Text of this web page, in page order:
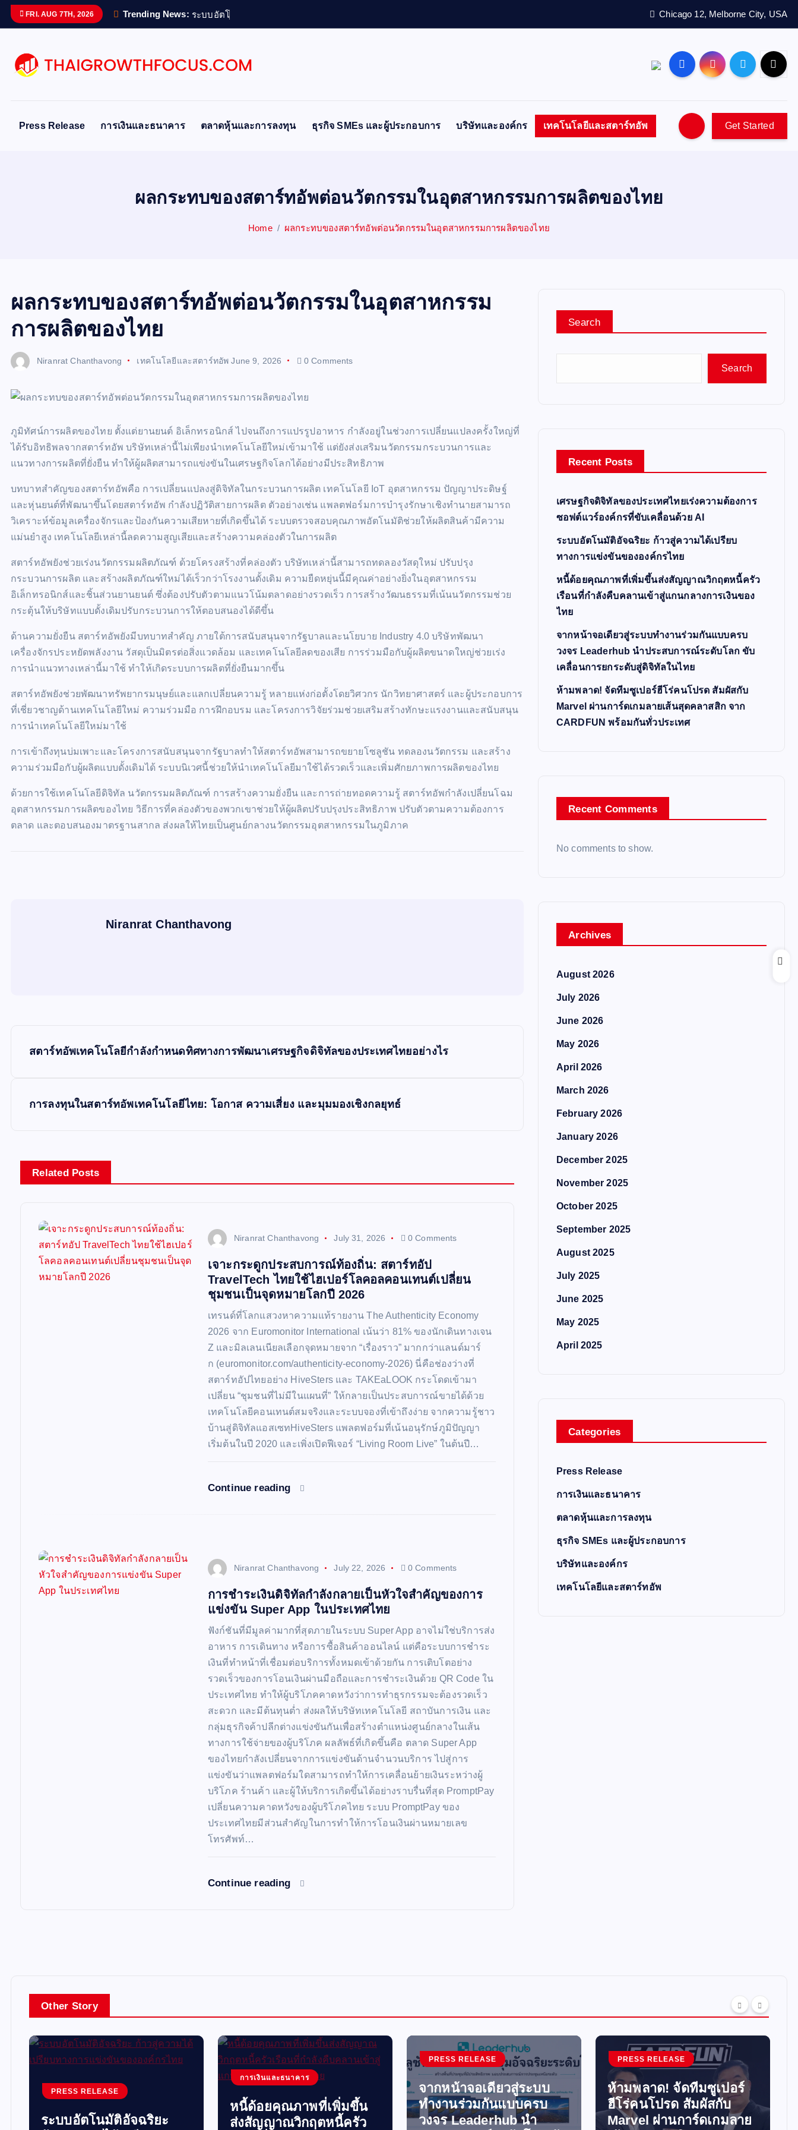
FRI. AUG 7TH, 2026 Trending News: ระบบอตโ Chicago 12, Melborne City, USA
Press Release การเงินและธนาคาร ตลาดหุ้นและการลงทุน ธุรกิจ SMEs และผู้ประกอบการ บริษัทและองค์กร เทคโนโลยีและสตาร์ทอัพ Get Started
ผลกระทบของสตาร์ทอัพต่อนวัตกรรมในอุตสาหกรรมการผลิตของไทย
Home ผลกระทบของสตาร์ทอัพต่อนวัตกรรมในอุตสาหกรรมการผลิตของไทย
ผลกระทบของสตาร์ทอัพต่อนวัตกรรมในอุตสาหกรรม
การผลิตของไทย
Niranrat Chanthavong เทคโนโลยีและสตาร์ทอัพ June 9, 2026 0 Comments
ภูมิทัศน์การผลิตของไทย ตั้งแต่ยานยนต์ อิเล็กทรอนิกส์ ไปจนถึงการแปรรูปอาหาร กำลังอยู่ในช่วงการเปลี่ยนแปลงครั้งใหญ่ที่
ได้รับอิทธิพลจากสตาร์ทอัพ บริษัทเหล่านี้ไม่เพียงนำเทคโนโลยีใหม่เข้ามาใช้ แต่ยังส่งเสริมนวัตกรรมกระบวนการและ
แนวทางการผลิตที่ยั่งยืน ทำให้ผู้ผลิตสามารถแข่งขันในเศรษฐกิจโลกได้อย่างมีประสิทธิภาพ
บทบาทสำคัญของสตาร์ทอัพคือ การเปลี่ยนแปลงสู่ดิจิทัลในกระบวนการผลิต เทคโนโลยี IoT อุตสาหกรรม ปัญญาประดิษฐ์
และหุ่นยนต์ที่พัฒนาขึ้นโดยสตาร์ทอัพ กำลังปฏิวัติสายการผลิต ตัวอย่างเช่น แพลตฟอร์มการบำรุงรักษาเชิงทำนายสามารถ
วิเคราะห์ข้อมูลเครื่องจักรและป้องกันความเสียหายที่เกิดขึ้นได้ ระบบตรวจสอบคุณภาพอัตโนมัติช่วยให้ผลิตสินค้ามีความ
แม่นยำสูง เทคโนโลยีเหล่านี้ลดความสูญเสียและสร้างความคล่องตัวในการผลิต
สตาร์ทอัพยังช่วยเร่งนวัตกรรมผลิตภัณฑ์ ด้วยโครงสร้างที่คล่องตัว บริษัทเหล่านี้สามารถทดลองวัสดุใหม่ ปรับปรุง
กระบวนการผลิต และสร้างผลิตภัณฑ์ใหม่ได้เร็วกว่าโรงงานดั้งเดิม ความยืดหยุ่นนี้มีคุณค่าอย่างยิ่งในอุตสาหกรรม
อิเล็กทรอนิกส์และชิ้นส่วนยานยนต์ ซึ่งต้องปรับตัวตามแนวโน้มตลาดอย่างรวดเร็ว การสร้างวัฒนธรรมที่เน้นนวัตกรรมช่วย
กระตุ้นให้บริษัทแบบดั้งเดิมปรับกระบวนการให้ตอบสนองได้ดีขึ้น
ด้านความยั่งยืน สตาร์ทอัพยังมีบทบาทสำคัญ ภายใต้การสนับสนุนจากรัฐบาลและนโยบาย Industry 4.0 บริษัทพัฒนา
เครื่องจักรประหยัดพลังงาน วัสดุเป็นมิตรต่อสิ่งแวดล้อม และเทคโนโลยีลดของเสีย การร่วมมือกับผู้ผลิตขนาดใหญ่ช่วยเร่ง
การนำแนวทางเหล่านี้มาใช้ ทำให้เกิดระบบการผลิตที่ยั่งยืนมากขึ้น
สตาร์ทอัพยังช่วยพัฒนาทรัพยากรมนุษย์และแลกเปลี่ยนความรู้ หลายแห่งก่อตั้งโดยวิศวกร นักวิทยาศาสตร์ และผู้ประกอบการ
ที่เชี่ยวชาญด้านเทคโนโลยีใหม่ ความร่วมมือ การฝึกอบรม และโครงการวิจัยร่วมช่วยเสริมสร้างทักษะแรงงานและสนับสนุน
การนำเทคโนโลยีใหม่มาใช้
การเข้าถึงทุนบ่มเพาะและโครงการสนับสนุนจากรัฐบาลทำให้สตาร์ทอัพสามารถขยายโซลูชัน ทดลองนวัตกรรม และสร้าง
ความร่วมมือกับผู้ผลิตแบบดั้งเดิมได้ ระบบนิเวศนี้ช่วยให้นำเทคโนโลยีมาใช้ได้รวดเร็วและเพิ่มศักยภาพการผลิตของไทย
ด้วยการใช้เทคโนโลยีดิจิทัล นวัตกรรมผลิตภัณฑ์ การสร้างความยั่งยืน และการถ่ายทอดความรู้ สตาร์ทอัพกำลังเปลี่ยนโฉม
อุตสาหกรรมการผลิตของไทย วิธีการที่คล่องตัวของพวกเขาช่วยให้ผู้ผลิตปรับปรุงประสิทธิภาพ ปรับตัวตามความต้องการ
ตลาด และตอบสนองมาตรฐานสากล ส่งผลให้ไทยเป็นศูนย์กลางนวัตกรรมอุตสาหกรรมในภูมิภาค
Niranrat Chanthavong
สตาร์ทอัพเทคโนโลยีกำลังกำหนดทิศทางการพัฒนาเศรษฐกิจดิจิทัลของประเทศไทยอย่างไร
การลงทุนในสตาร์ทอัพเทคโนโลยีไทย: โอกาส ความเสี่ยง และมุมมองเชิงกลยุทธ์
Related Posts
Niranrat Chanthavong July 31, 2026 0 Comments
เจาะกระดูกประสบการณ์ท้องถิ่น: สตาร์ทอัป
TravelTech ไทยใช้ไฮเปอร์โลคอลคอนเทนต์เปลี่ยน
ชุมชนเป็นจุดหมายโลกปี 2026
เทรนด์ที่โลกแสวงหาความแท้รายงาน The Authenticity Economy
2026 จาก Euromonitor International เน้นว่า 81% ของนักเดินทางเจน
Z และมิลเลนเนียลเลือกจุดหมายจาก “เรื่องราว” มากกว่าแลนด์มาร์
ก (euromonitor.com/authenticity-economy-2026) นี่คือช่องว่างที่
สตาร์ทอัปไทยอย่าง HiveSters และ TAKEaLOOK กระโดดเข้ามา
เปลี่ยน “ชุมชนที่ไม่มีในแผนที่” ให้กลายเป็นประสบการณ์ขายได้ด้วย
เทคโนโลยีคอนเทนต์สมจริงและระบบจองที่เข้าถึงง่าย จากความรู้ชาว
บ้านสู่ดิจิทัลแอสเซทHiveSters แพลตฟอร์มที่เน้นอนุรักษ์ภูมิปัญญา
เริ่มต้นในปี 2020 และเพิ่งเปิดฟีเจอร์ “Living Room Live” ในต้นปี…
Continue reading
Niranrat Chanthavong July 22, 2026 0 Comments
การชำระเงินดิจิทัลกำลังกลายเป็นหัวใจสำคัญของการ
แข่งขัน Super App ในประเทศไทย
ฟังก์ชันที่มีมูลค่ามากที่สุดภายในระบบ Super App อาจไม่ใช่บริการส่ง
อาหาร การเดินทาง หรือการซื้อสินค้าออนไลน์ แต่คือระบบการชำระ
เงินที่ทำหน้าที่เชื่อมต่อบริการทั้งหมดเข้าด้วยกัน การเติบโตอย่าง
รวดเร็วของการโอนเงินผ่านมือถือและการชำระเงินด้วย QR Code ใน
ประเทศไทย ทำให้ผู้บริโภคคาดหวังว่าการทำธุรกรรมจะต้องรวดเร็ว
สะดวก และมีต้นทุนต่ำ ส่งผลให้บริษัทเทคโนโลยี สถาบันการเงิน และ
กลุ่มธุรกิจค้าปลีกต่างแข่งขันกันเพื่อสร้างตำแหน่งศูนย์กลางในเส้น
ทางการใช้จ่ายของผู้บริโภค ผลลัพธ์ที่เกิดขึ้นคือ ตลาด Super App
ของไทยกำลังเปลี่ยนจากการแข่งขันด้านจำนวนบริการ ไปสู่การ
แข่งขันว่าแพลตฟอร์มใดสามารถทำให้การเคลื่อนย้ายเงินระหว่างผู้
บริโภค ร้านค้า และผู้ให้บริการเกิดขึ้นได้อย่างราบรื่นที่สุด PromptPay
เปลี่ยนความคาดหวังของผู้บริโภคไทย ระบบ PromptPay ของ
ประเทศไทยมีส่วนสำคัญในการทำให้การโอนเงินผ่านหมายเลข
โทรศัพท์…
Continue reading
Search
Search
Recent Posts
เศรษฐกิจดิจิทัลของประเทศไทยเร่งความต้องการ
ซอฟต์แวร์องค์กรที่ขับเคลื่อนด้วย AI
ระบบอัตโนมัติอัจฉริยะ ก้าวสู่ความได้เปรียบ
ทางการแข่งขันขององค์กรไทย
หนี้ด้อยคุณภาพที่เพิ่มขึ้นส่งสัญญาณวิกฤตหนี้ครัว
เรือนที่กำลังคืบคลานเข้าสู่แกนกลางการเงินของ
ไทย
จากหน้าจอเดียวสู่ระบบทำงานร่วมกันแบบครบ
วงจร Leaderhub นำประสบการณ์ระดับโลก ขับ
เคลื่อนการยกระดับสู่ดิจิทัลในไทย
ห้ามพลาด! จัดทีมซูเปอร์ฮีโร่คนโปรด สัมผัสกับ
Marvel ผ่านการ์ดเกมลายเส้นสุดคลาสสิก จาก
CARDFUN พร้อมกันทั่วประเทศ
Recent Comments
No comments to show.
Archives
August 2026
July 2026
June 2026
May 2026
April 2026
March 2026
February 2026
January 2026
December 2025
November 2025
October 2025
September 2025
August 2025
July 2025
June 2025
May 2025
April 2025
Categories
Press Release
การเงินและธนาคาร
ตลาดหุ้นและการลงทุน
ธุรกิจ SMEs และผู้ประกอบการ
บริษัทและองค์กร
เทคโนโลยีและสตาร์ทอัพ
Other Story
PRESS RELEASE
ระบบอัตโนมัติอัจฉริยะ
การเงินและธนาคาร
หนี้ด้อยคุณภาพที่เพิ่มขึ้น
ส่งสัญญาณวิกฤตหนี้ครัว
PRESS RELEASE
จากหน้าจอเดียวสู่ระบบ
ทำงานร่วมกันแบบครบ
วงจร Leaderhub นำ
PRESS RELEASE
ห้ามพลาด! จัดทีมซูเปอร์
ฮีโร่คนโปรด สัมผัสกับ
Marvel ผ่านการ์ดเกมลาย